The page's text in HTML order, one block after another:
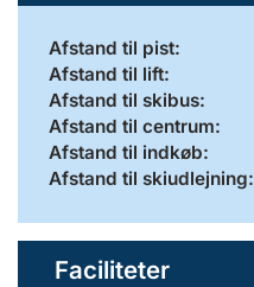
Afstand til pist:
Afstand til lift:
Afstand til skibus:
Afstand til centrum:
Afstand til indkøb:
Afstand til skiudlejning:
Faciliteter